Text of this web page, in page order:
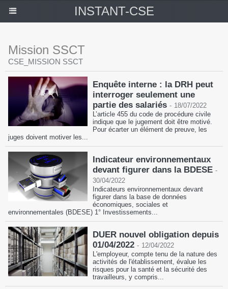
INSTANT-CSE
Mission SSCT
CSE_MISSION SSCT
Enquête interne : la DRH peut
interroger seulement une
partie des salariés - 18/07/2022
L’article 455 du code de procédure civile
indique que le jugement doit être motivé.
Pour écarter un élément de preuve, les
juges doivent motiver les...
Indicateur environnementaux
devant figurer dans la BDESE -
30/04/2022
Indicateurs environnementaux devant
figurer dans la base de données
économiques, sociales et
environnementales (BDESE) 1° Investissements...
DUER nouvel obligation depuis
01/04/2022 - 12/04/2022
L'employeur, compte tenu de la nature des
activités de l'établissement, évalue les
risques pour la santé et la sécurité des
travailleurs, y compris...